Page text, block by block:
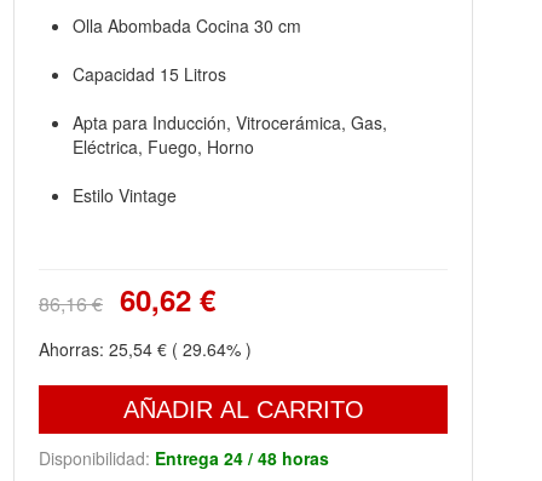
Olla Abombada Cocina 30 cm
Capacidad 15 Litros
Apta para Inducción, Vitrocerámica, Gas,
Eléctrica, Fuego, Horno
Estilo Vintage
86,16 € 60,62 €
Ahorras: 25,54 € ( 29.64% )
AÑADIR AL CARRITO
Disponibilidad: Entrega 24 / 48 horas